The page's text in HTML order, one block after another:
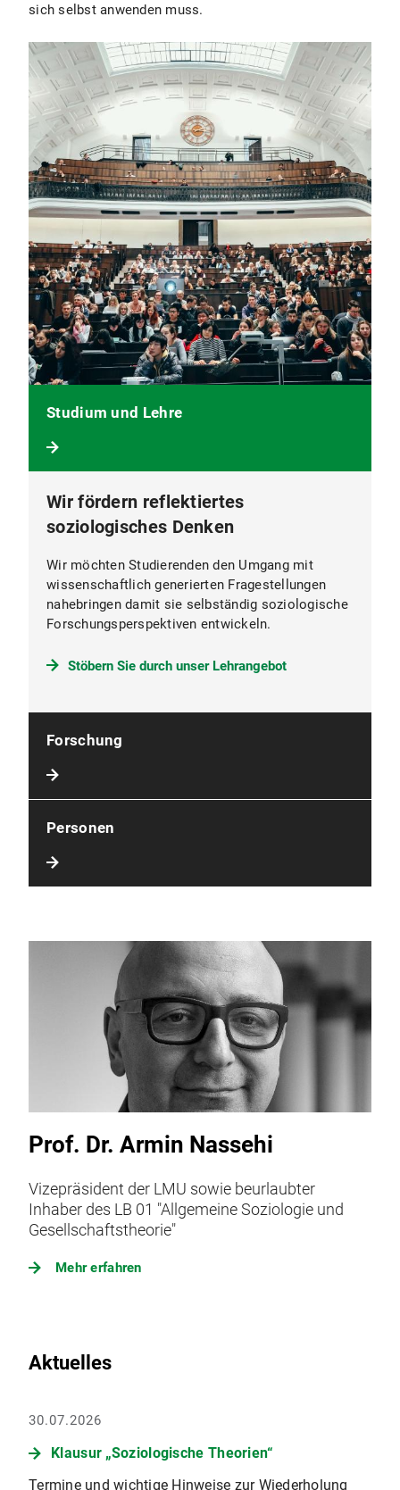
sich selbst anwenden muss.
Wir fördern reflektiertes
soziologisches Denken
Wir möchten Studierenden den Umgang mit
wissenschaftlich generierten Fragestellungen
nahebringen damit sie selbständig soziologische
Forschungsperspektiven entwickeln.
Stöbern Sie durch unser Lehrangebot
Studium und Lehre
Forschung
Personen
Prof. Dr. Armin Nassehi
Vizepräsident der LMU sowie beurlaubter
Inhaber des LB 01 "Allgemeine Soziologie und
Gesellschaftstheorie"
Mehr erfahren
Aktuelles
30.07.2026
Klausur „Soziologische Theorien“
Termine und wichtige Hinweise zur Wiederholung